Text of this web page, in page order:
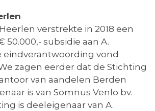
verstrekte in 2018 een
50.000,- subsidie aan A.
eindverantwoording vond
zagen eerder dat de Stichting
van aandelen Berden
is van Somnus Venlo bv.
is deeleigenaar van A.